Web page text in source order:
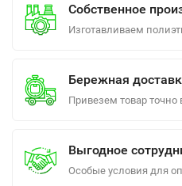
Собственное
Изготавливаем
Бережная
Привезем товар точно
Выгодное
Особые условия для